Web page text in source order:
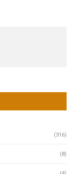
(316)
(8)